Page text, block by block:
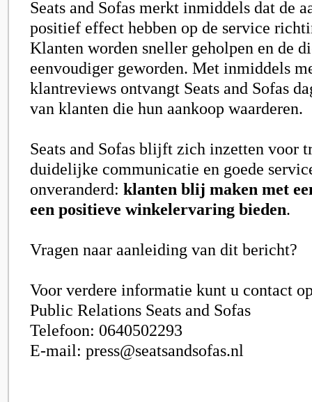
Seats and Sofas merkt inmiddels dat de
positief effect hebben op de service
Klanten worden sneller geholpen en de
eenvoudiger geworden. Met inmiddels
klantreviews ontvangt Seats and Sofas
van klanten die hun aankoop waarderen.
Seats and Sofas blijft zich inzetten voor
duidelijke communicatie en goede
onveranderd: klanten blij maken met
een positieve winkelervaring bieden.
Vragen naar aanleiding van dit bericht?
Voor verdere informatie kunt u contact
Public Relations Seats and Sofas
Telefoon: 0640502293
E-mail: press@seatsandsofas.nl